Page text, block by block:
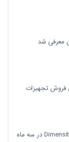
فروش تجهیزات
وان‌پلاس ۱۰R با تراشه‌ی Dimensity 9000 در سه ماه